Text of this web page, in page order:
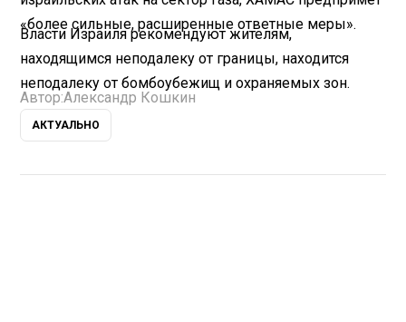
«более сильные, расширенные ответные меры».
Власти Израиля рекомендуют жителям,
находящимся неподалеку от границы, находится
неподалеку от бомбоубежищ и охраняемых зон.
Автор:Александр Кошкин
АКТУАЛЬНО